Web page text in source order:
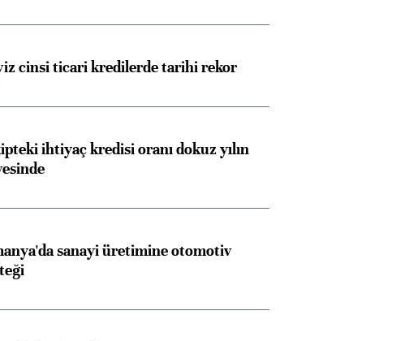
cinsi ticari kredilerde tarihi rekor
ihtiyaç kredisi oranı dokuz yılın
sanayi üretimine otomotiv